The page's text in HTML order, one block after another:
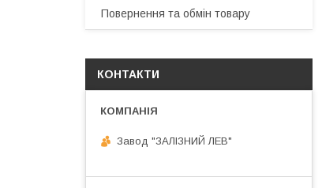
Повернення та обмін товару
КОНТАКТИ
Завод "ЗАЛІЗНИЙ ЛЕВ"